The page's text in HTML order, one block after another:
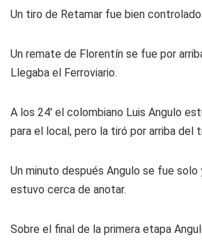
Un tiro de Retamar fue bien
Un remate de Florentín se fue por
Llegaba el Ferroviario.
A los 24' el colombiano Luis Angulo
para el local, pero la tiró por arriba del
Un minuto después Angulo se fue solo
estuvo cerca de anotar.
Sobre el final de la primera etapa